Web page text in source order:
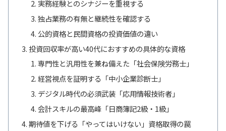
実務経験とのシナジーを重視する
独占業務の有無と継続性を確認する
公的資格と民間資格の投資価値の違い
投資回収率が高い40代におすすめの具体的な資格
専門性と汎用性を兼ね備えた「社会保険労務士」
経営視点を証明する「中小企業診断士」
デジタル時代の必須武装「応用情報技術者」
会計スキルの最高峰「日商簿記2級・1級」
期待値を下げる「やってはいけない」資格取得の罠